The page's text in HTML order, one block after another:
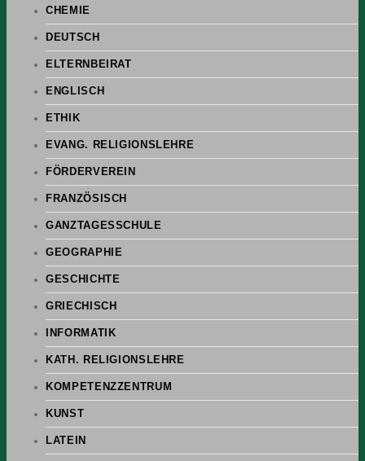
CHEMIE
DEUTSCH
ELTERNBEIRAT
ENGLISCH
ETHIK
EVANG. RELIGIONSLEHRE
FÖRDERVEREIN
FRANZÖSISCH
GANZTAGESSCHULE
GEOGRAPHIE
GESCHICHTE
GRIECHISCH
INFORMATIK
KATH. RELIGIONSLEHRE
KOMPETENZZENTRUM
KUNST
LATEIN